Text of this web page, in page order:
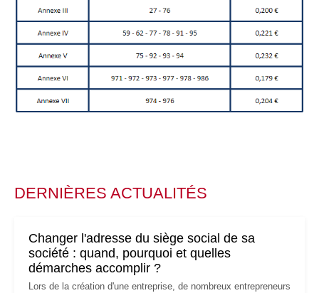
DERNIÈRES ACTUALITÉS
Changer l'adresse du siège social de sa
société : quand, pourquoi et quelles
démarches accomplir ?
Lors de la création d'une entreprise, de nombreux entrepreneurs